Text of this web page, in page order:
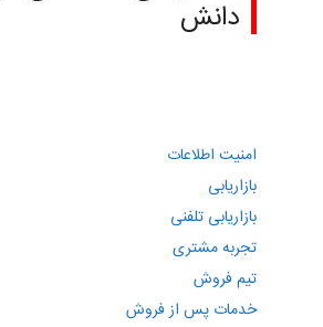
دانش
امنیت اطلاعات
بازاریابی
بازاریابی تلفنی
تجربه مشتری
تیم فروش
خدمات پس از فروش